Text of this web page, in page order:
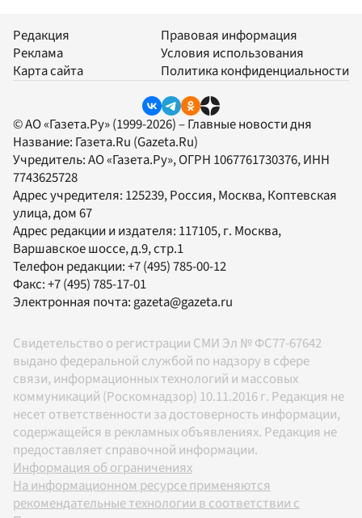
Редакция
Реклама
Карта сайта
Правовая информация
Условия использования
Политика конфиденциальности
© АО «Газета.Ру» (1999-2026) – Главные новости дня
Название: Газета.Ru (Gazeta.Ru)
Учредитель:АО «Газета.Ру», ОГРН 1067761730376, ИНН
7743625728
Адрес учредителя: 125239, Россия, Москва, Коптевская
улица, дом 67
Адрес редакции и издателя: 117105, г. Москва,
Варшавское шоссе, д.9, стр.1
Телефон редакции:+7 (495) 785-00-12
Факс:+7 (495) 785-17-01
Электронная почта:gazeta@gazeta.ru
Свидетельство о регистрации СМИ Эл № ФС77-67642
выдано федеральной службой по надзору в сфере
связи, информационных технологий и массовых
коммуникаций (Роскомнадзор) 10.11.2016 г. Редакция не
несет ответственности за достоверность информации,
содержащейся в рекламных объявлениях. Редакция не
предоставляет справочной информации.
Информация об ограничениях
На информационном ресурсе применяются
рекомендательные технологии в соответствии с